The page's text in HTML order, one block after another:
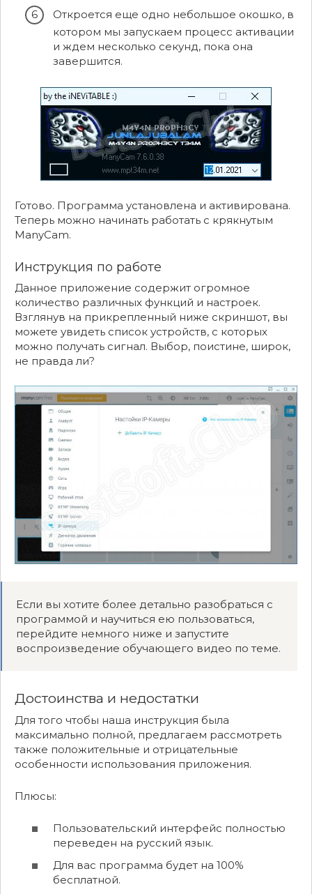
Откроется еще одно небольшое окошко, в
котором мы запускаем процесс активации
и ждем несколько секунд, пока она
завершится.
Готово. Программа установлена и активирована.
Теперь можно начинать работать с крякнутым
ManyCam.
Инструкция по работе
Данное приложение содержит огромное
количество различных функций и настроек.
Взглянув на прикрепленный ниже скриншот, вы
можете увидеть список устройств, с которых
можно получать сигнал. Выбор, поистине, широк,
не правда ли?
Если вы хотите более детально разобраться с
программой и научиться ею пользоваться,
перейдите немного ниже и запустите
воспроизведение обучающего видео по теме.
Достоинства и недостатки
Для того чтобы наша инструкция была
максимально полной, предлагаем рассмотреть
также положительные и отрицательные
особенности использования приложения.
Плюсы:
Пользовательский интерфейс полностью
переведен на русский язык.
Для вас программа будет на 100%
бесплатной.